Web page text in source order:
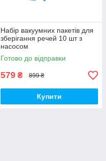
Набір вакуумних пакетів для
зберігання речей 10 шт з
насосом
Готово до відправки
579 ₴ 899 ₴
Купити